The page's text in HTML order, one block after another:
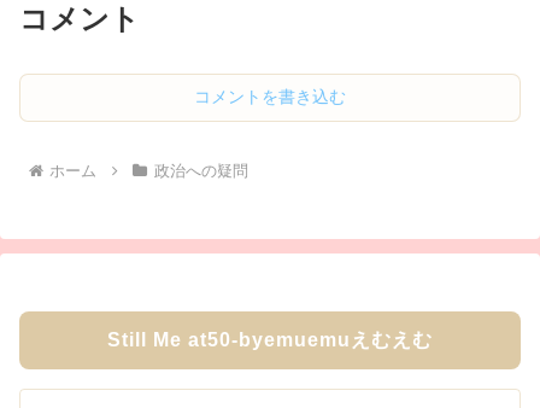
コメント
コメントを書き込む
ホーム 政治への疑問
Still Me at50-byemuemuえむえむ